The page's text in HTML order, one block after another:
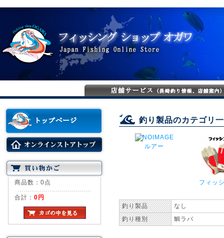
商品数：0点
合計： 0円
釣り製品のカテゴリ
ルアー
フィッ
釣り製品
なし
釣り種別
鯛ラバ